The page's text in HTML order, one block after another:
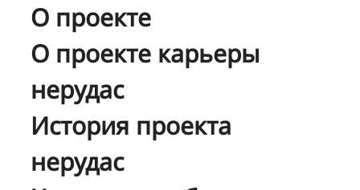
О проекте
О проекте карьеры
нерудас
История проекта
нерудас